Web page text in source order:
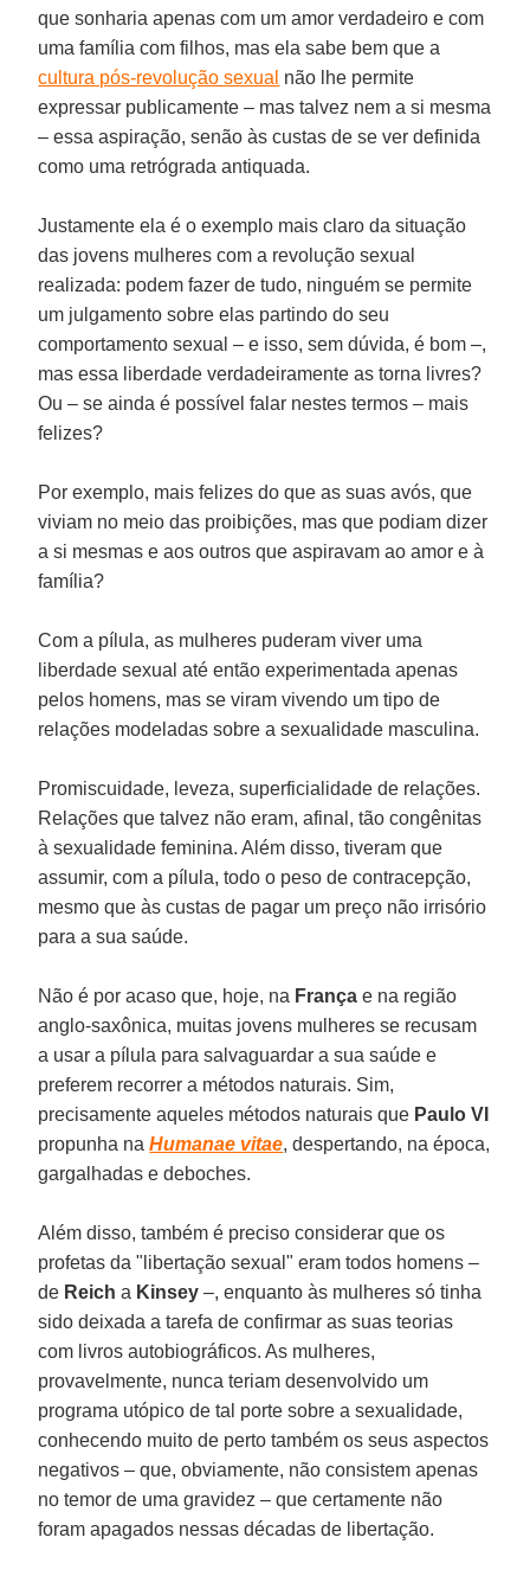
que sonharia apenas com um amor verdadeiro e com
uma família com filhos, mas ela sabe bem que a
cultura pós-revolução sexual não lhe permite
expressar publicamente – mas talvez nem a si mesma
– essa aspiração, senão às custas de se ver definida
como uma retrógrada antiquada.
Justamente ela é o exemplo mais claro da situação
das jovens mulheres com a revolução sexual
realizada: podem fazer de tudo, ninguém se permite
um julgamento sobre elas partindo do seu
comportamento sexual – e isso, sem dúvida, é bom –,
mas essa liberdade verdadeiramente as torna livres?
Ou – se ainda é possível falar nestes termos – mais
felizes?
Por exemplo, mais felizes do que as suas avós, que
viviam no meio das proibições, mas que podiam dizer
a si mesmas e aos outros que aspiravam ao amor e à
família?
Com a pílula, as mulheres puderam viver uma
liberdade sexual até então experimentada apenas
pelos homens, mas se viram vivendo um tipo de
relações modeladas sobre a sexualidade masculina.
Promiscuidade, leveza, superficialidade de relações.
Relações que talvez não eram, afinal, tão congênitas
à sexualidade feminina. Além disso, tiveram que
assumir, com a pílula, todo o peso de contracepção,
mesmo que às custas de pagar um preço não irrisório
para a sua saúde.
Não é por acaso que, hoje, na França e na região
anglo-saxônica, muitas jovens mulheres se recusam
a usar a pílula para salvaguardar a sua saúde e
preferem recorrer a métodos naturais. Sim,
precisamente aqueles métodos naturais que Paulo VI
propunha naHumanae vitae, despertando, na época,
gargalhadas e deboches.
Além disso, também é preciso considerar que os
profetas da "libertação sexual" eram todos homens –
de Reich a Kinsey –, enquanto às mulheres só tinha
sido deixada a tarefa de confirmar as suas teorias
com livros autobiográficos. As mulheres,
provavelmente, nunca teriam desenvolvido um
programa utópico de tal porte sobre a sexualidade,
conhecendo muito de perto também os seus aspectos
negativos – que, obviamente, não consistem apenas
no temor de uma gravidez – que certamente não
foram apagados nessas décadas de libertação.